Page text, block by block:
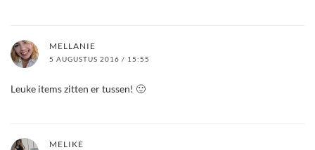
MELLANIE
5 AUGUSTUS 2016 / 15:55
Leuke items zitten er tussen! 🙂
MELIKE